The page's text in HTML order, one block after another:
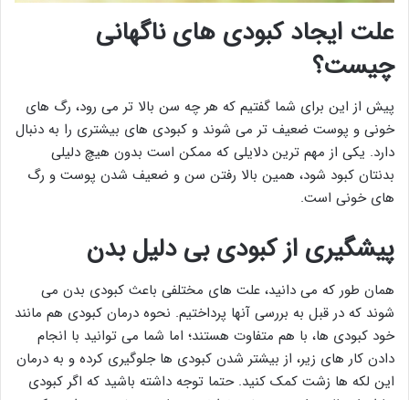
علت ایجاد کبودی های ناگهانی
چیست؟
پیش از این برای شما گفتیم که هر چه سن بالا تر می رود، رگ های
خونی و پوست ضعیف تر می شوند و کبودی های بیشتری را به دنبال
دارد. یکی از مهم ترین دلایلی که ممکن است بدون هیچ دلیلی
بدنتان کبود شود، همین بالا رفتن سن و ضعیف شدن پوست و رگ
های خونی است.
پیشگیری از کبودی بی دلیل بدن
همان طور که می دانید، علت های مختلفی باعث کبودی بدن می
شوند که در قبل به بررسی آنها پرداختیم. نحوه درمان کبودی هم مانند
خود کبودی ها، با هم متفاوت هستند؛ اما شما می توانید با انجام
دادن کار های زیر، از بیشتر شدن کبودی ها جلوگیری کرده و به درمان
این لکه ها زشت کمک کنید. حتما توجه داشته باشید که اگر کبودی